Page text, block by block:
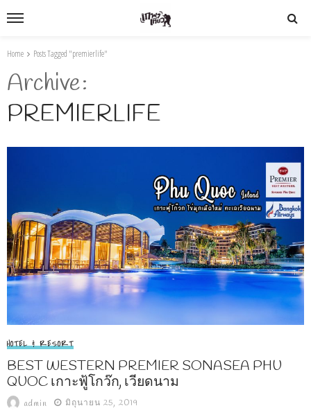
Home Posts Tagged "premierlife"
Archive
PREMIERLIFE
HOTEL & RESORT
BEST WESTERN PREMIER SONASEA PHU
QUOC เกาะฟู้โกว๊ก, เวียดนาม
admin มิถุนายน 25, 2019